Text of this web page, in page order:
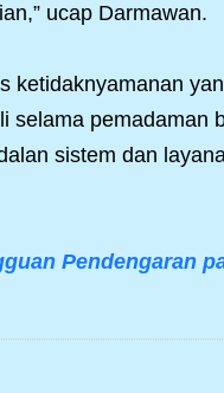
ucap Darmawan.
ketidaknyamanan
pemadaman
sistem dan
Pendengaran